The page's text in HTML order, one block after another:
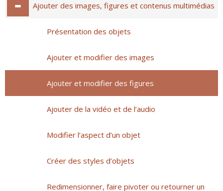
Ajouter des images, figures et contenus multimédias
Présentation des objets
Ajouter et modifier des images
Ajouter et modifier des figures
Ajouter de la vidéo et de l’audio
Modifier l’aspect d’un objet
Créer des styles d’objets
Redimensionner, faire pivoter ou retourner un